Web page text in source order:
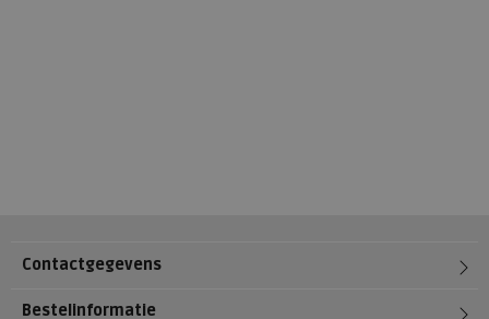
Contactgegevens
Bestelinformatie